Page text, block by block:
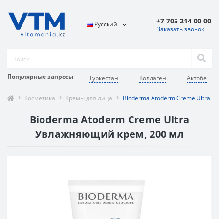
Популярные запросы Туркестан Коллаген Актобе
Русский +7 705 214 00 00
Заказать звонок
Косметика Кремы для лица Bioderma Atoderm Creme Ultra
Bioderma Atoderm Creme Ultra
Увлажняющий крем, 200 мл